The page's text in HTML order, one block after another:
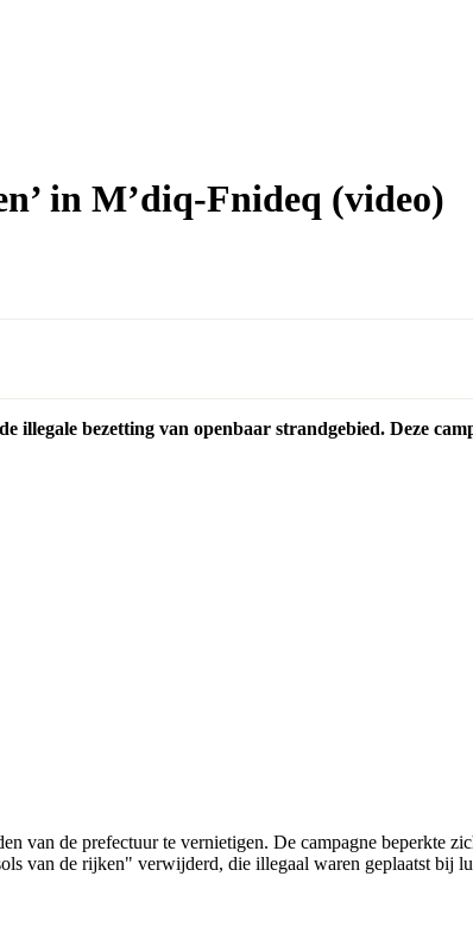
in M’diq-Fnideq (video)
illegale bezetting van openbaar strandgebied. Deze
van de prefectuur te vernietigen. De campagne beperkte
van de rijken" verwijderd, die illegaal waren geplaatst bij